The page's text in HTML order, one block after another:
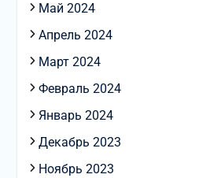
Май 2024
Апрель 2024
Март 2024
Февраль 2024
Январь 2024
Декабрь 2023
Ноябрь 2023